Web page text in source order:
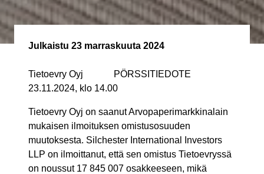
Julkaistu 23 marraskuuta 2024
Tietoevry Oyj PÖRSSITIEDOTE
23.11.2024, klo 14.00
Tietoevry Oyj on saanut Arvopaperimarkkinalain
mukaisen ilmoituksen omistusosuuden
muutoksesta. Silchester International Investors
LLP on ilmoittanut, että sen omistus Tietoevryssä
on noussut 17 845 007 osakkeeseen, mikä